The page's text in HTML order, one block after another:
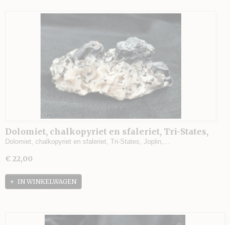
Dolomiet, chalkopyriet en sfaleriet, Tri-States,
Joplin, Missouri, USA - 99 gram - 7,5 x 4,5 x 3 cm.
Dolomiet, chalkopyriet en sfaleriet, Tri-States, Joplin,…
€ 22,00
IN WINKELWAGEN